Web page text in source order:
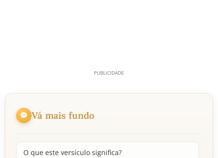
Vá mais fundo
O que este versículo significa?